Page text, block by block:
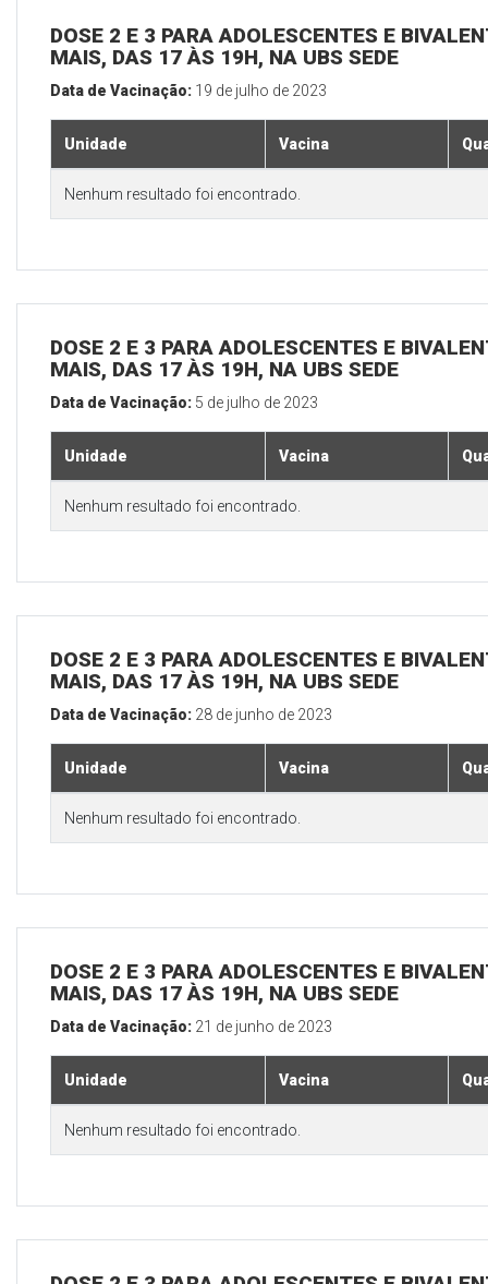
DOSE 2 E 3 PARA ADOLESCENTES E
MAIS, DAS 17 ÀS 19H, NA UBS SEDE
Data de Vacinação: 19 de julho de 2023
Unidade Vacina
Nenhum resultado foi encontrado.
DOSE 2 E 3 PARA ADOLESCENTES E
MAIS, DAS 17 ÀS 19H, NA UBS SEDE
Data de Vacinação: 5 de julho de 2023
Unidade Vacina
Nenhum resultado foi encontrado.
DOSE 2 E 3 PARA ADOLESCENTES E
MAIS, DAS 17 ÀS 19H, NA UBS SEDE
Data de Vacinação: 28 de junho de 2023
Unidade Vacina
Nenhum resultado foi encontrado.
DOSE 2 E 3 PARA ADOLESCENTES E
MAIS, DAS 17 ÀS 19H, NA UBS SEDE
Data de Vacinação: 21 de junho de 2023
Unidade Vacina
Nenhum resultado foi encontrado.